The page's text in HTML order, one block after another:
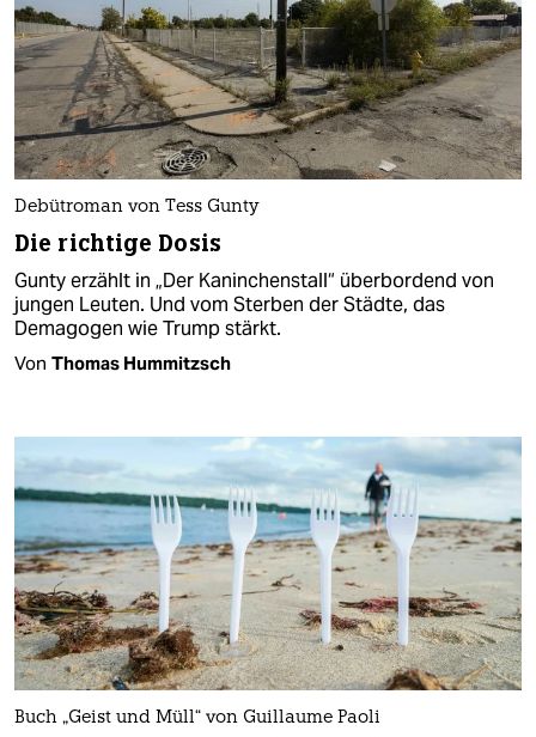
Debütroman von Tess Gunty
Die richtige Dosis
Gunty erzählt in „Der Kaninchenstall“ überbordend von
jungen Leuten. Und vom Sterben der Städte, das
Demagogen wie Trump stärkt.
Von Thomas Hummitzsch
Buch „Geist und Müll“ von Guillaume Paoli